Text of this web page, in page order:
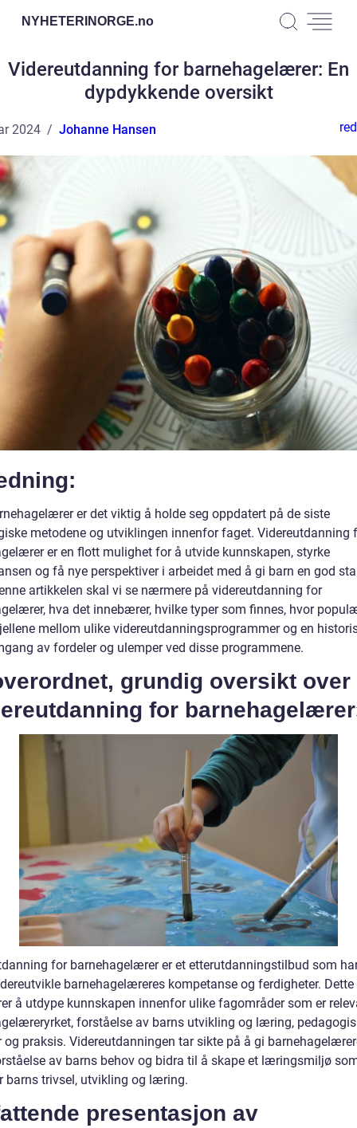
NYHETERINORGE.no
Videreutdanning for barnehagelærer: En
dypdykkende oversikt
2024 Johanne Hansen
er det viktig å holde seg oppdatert på de siste
metodene og utviklingen innenfor faget. Videreutdanning
er en flott mulighet for å utvide kunnskapen, styrke
og få nye perspektiver i arbeidet med å gi barn en god
artikkelen skal vi se nærmere på videreutdanning for
hva det innebærer, hvilke typer som finnes, hvor
mellom ulike videreutdanningsprogrammer og en
av fordeler og ulemper ved disse programmene.
grundig oversikt over
for
for barnehagelærer er et etterutdanningstilbud som
barnehagelæreres kompetanse og ferdigheter. Dette
å utdype kunnskapen innenfor ulike fagområder som er
forståelse av barns utvikling og læring,
og praksis. Videreutdanningen tar sikte på å gi
av barns behov og bidra til å skape et læringsmiljø
barns trivsel, utvikling og læring.
presentasjon av